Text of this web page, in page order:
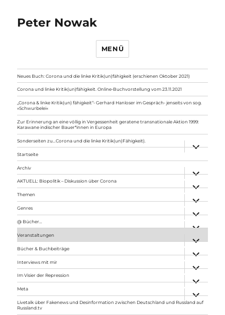
Peter Nowak
MENÜ
Neues Buch: Corona und die linke Kritik(un)fähigkeit (erschienen Oktober 2021)
Corona und linke Kritik(un)fähigkeit. Online-Buchvorstellung vom 23.11.2021
„Corona & linke Kritik(un) fähigkeit“- Gerhard Hanloser im Gespräch- jenseits von sog.
»Schwurbelei«
Zur Erinnerung an eine völlig in Vergessenheit geratene transnationale Aktion 1999:
Karawane indischer Bauer*innen in Europa
Sonderseiten zu…Corona und die linke Kritik(un)Fähigkeit).
anzeigen
Startseite
Archiv
anzeigen
AKTUELL: Biopolitik – Diskussion über Corona
anzeigen
Themen
anzeigen
Genres
anzeigen
@ Bücher…
Veranstaltungen
anzeigen
Bücher & Buchbeiträge
anzeigen
Interviews mit mir
anzeigen
Im Visier der Repression
anzeigen
Meta
anzeigen
Livetalk über Fakenews und Desinformation zwischen Deutschland und Russland auf
Russland.tv